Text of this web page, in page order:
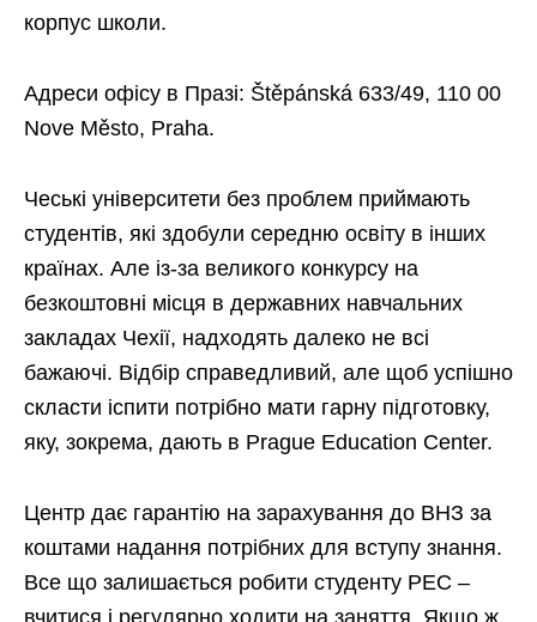
корпус школи.
Адреси офісу в Празі: Štěpánská 633/49, 110 00
Nove Město, Praha.
Чеські університети без проблем приймають
студентів, які здобули середню освіту в інших
країнах. Але із-за великого конкурсу на
безкоштовні місця в державних навчальних
закладах Чехії, надходять далеко не всі
бажаючі. Відбір справедливий, але щоб успішно
скласти іспити потрібно мати гарну підготовку,
яку, зокрема, дають в Prague Education Center.
Центр дає гарантію на зарахування до ВНЗ за
коштами надання потрібних для вступу знання.
Все що залишається робити студенту PEC –
вчитися і регулярно ходити на заняття. Якщо ж